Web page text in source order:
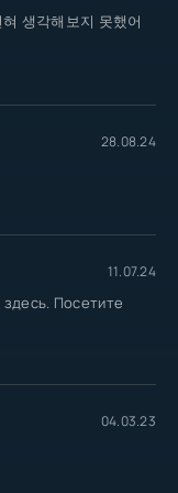
생각해보지 못했어
28.08.24
11.07.24
Посетите
04.03.23